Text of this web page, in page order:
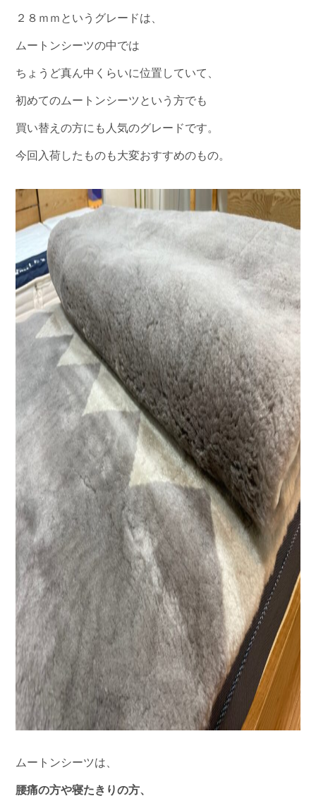
２８ｍｍというグレードは、
ムートンシーツの中では
ちょうど真ん中くらいに位置していて、
初めてのムートンシーツという方でも
買い替えの方にも人気のグレードです。
今回入荷したものも大変おすすめのもの。
ムートンシーツは、
腰痛の方や寝たきりの方、